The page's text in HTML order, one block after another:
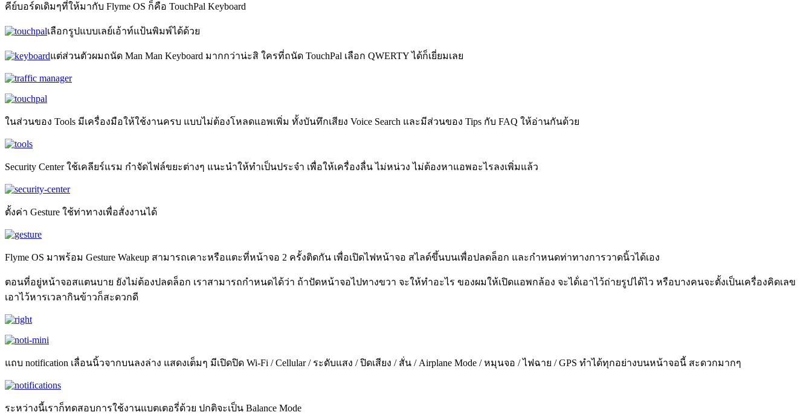
คีย์บอร์ดเดิมๆที่ให้มากับ Flyme OS ก็คือ TouchPal Keyboard
เลือกรูปแบบเลย์เอ้าท์แป้นพิมพ์ได้ด้วย
แต่ส่วนตัวผมถนัด Man Man Keyboard มากกว่าน่ะสิ ใครที่ถนัด TouchPal เลือก QWERTY ได้ก็เยี่ยมเลย
ในส่วนของ Tools มีเครื่องมือให้ใช้งานครบ แบบไม่ต้องโหลดแอพเพิ่ม ทั้งบันทึกเสียง Voice Search และมีส่วนของ Tips กับ FAQ ให้อ่านกันด้วย
Security Center ใช้เคลียร์แรม กำจัดไฟล์ขยะต่างๆ แนะนำให้ทำเป็นประจำ เพื่อให้เครื่องลื่น ไม่หน่วง ไม่ต้องหาแอพอะไรลงเพิ่มแล้ว
ตั้งค่า Gesture ใช้ท่าทางเพื่อสั่งงานได้
Flyme OS มาพร้อม Gesture Wakeup สามารถเคาะหรือแตะที่หน้าจอ 2 ครั้งติดกัน เพื่อเปิดไฟหน้าจอ สไลด์ขึ้นบนเพื่อปลดล็อก และกำหนดท่าทางการวาดนิ้วได้เอง
ตอนที่อยู่หน้าจอสแตนบาย ยังไม่ต้องปลดล็อก เราสามารถกำหนดได้ว่า ถ้าปัดหน้าจอไปทางขวา จะให้ทำอะไร ของผมให้เปิดแอพกล้อง จะได้่เอาไว้ถ่ายรูปได้ไว หรือบางคนจะตั้งเป็นเครื่องคิดเลข
เอาไว้หารเวลากินข้าวก็สะดวกดี
แถบ notification เลื่อนนิ้วจากบนลงล่าง แสดงเต็มๆ มีเปิดปิด Wi-Fi / Cellular / ระดับแสง / ปิดเสียง / สั่น / Airplane Mode / หมุนจอ / ไฟฉาย / GPS ทำได้ทุกอย่างบนหน้าจอนี้ สะดวกมากๆ
ระหว่างนี้เราก็ทดสอบการใช้งานแบตเตอรี่ด้วย ปกติจะเป็น Balance Mode